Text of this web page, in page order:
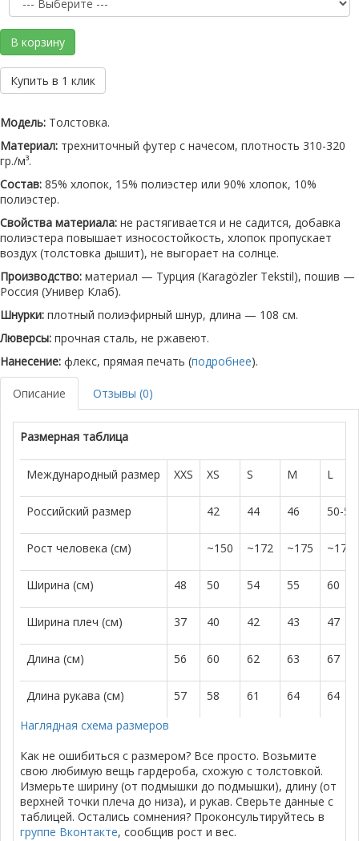
В корзину
Купить в 1 клик
Модель: Толстовка.
Материал: трехниточный футер с начесом, плотность 310-320
гр./м³.
Состав: 85% хлопок, 15% полиэстер или 90% хлопок, 10%
полиэстер.
Свойства материала: не растягивается и не садится, добавка
полиэстера повышает износостойкость, хлопок пропускает
воздух (толстовка дышит), не выгорает на солнце.
Производство: материал — Турция (Karagözler Tekstil), пошив —
Россия (Универ Клаб).
Шнурки: плотный полиэфирный шнур, длина — 108 см.
Люверсы: прочная сталь, не ржавеют.
Нанесение: флекс, прямая печать (подробнее).
Описание Отзывы (0)
Размерная таблица
Международный размер XXS XS S M L
Российский размер 42 44 46 50-52
Рост человека (см) ~150 ~172 ~175 ~179
Ширина (см) 48 50 54 55 60
Ширина плеч (см) 37 40 42 43 47
Длина (см) 56 60 62 63 67
Длина рукава (см) 57 58 61 64
64
Наглядная схема размеров
Как не ошибиться с размером? Все просто. Возьмите
свою любимую вещь гардероба, схожую с толстовкой.
Измерьте ширину (от подмышки до подмышки), длину (от
верхней точки плеча до низа), и рукав. Сверьте данные с
таблицей. Остались сомнения? Проконсультируйтесь в
группе Вконтакте, сообщив рост и вес.